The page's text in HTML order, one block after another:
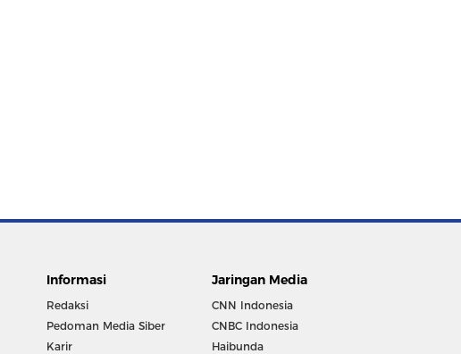
Informasi
Redaksi
Pedoman Media Siber
Karir
Jaringan Media
CNN Indonesia
CNBC Indonesia
Haibunda